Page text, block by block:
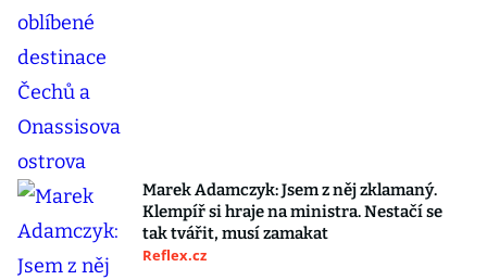
Marek Adamczyk: Jsem z něj zklamaný.
Klempíř si hraje na ministra. Nestačí se
tak tvářit, musí zamakat
Reflex.cz